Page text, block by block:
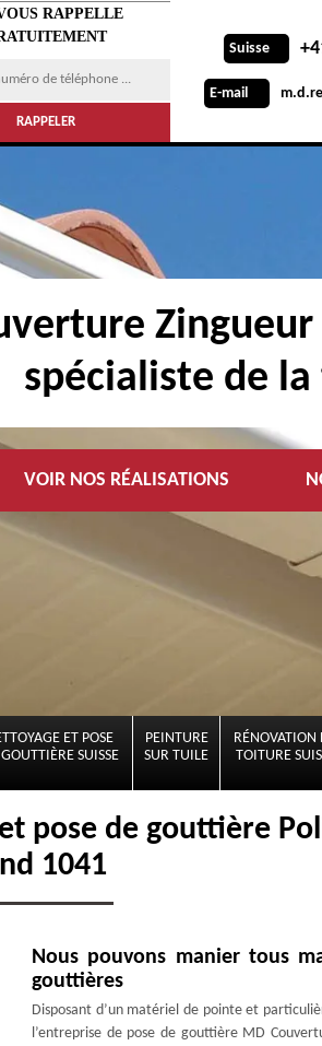
RAPPELLE
Suisse
E-mail
spécialiste de
VOIR NOS RÉALISATIONS
ET POSE
SUISSE
PEINTURE
SUR TUILE
RÉNOVATION
TOITURE
pose de gouttière
1041
Nous pouvons manier tous
gouttières
Disposant d’un matériel de pointe et
l’entreprise de pose de gouttière MD